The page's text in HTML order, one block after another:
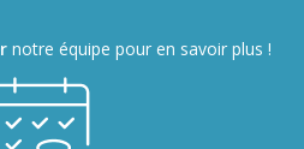
notre équipe pour en savoir plus !